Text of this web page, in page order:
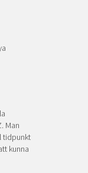
Man
tidpunkt
kunna